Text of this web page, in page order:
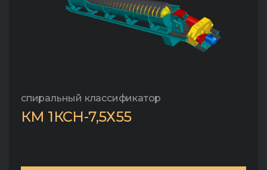
спиральный классификатор
КМ 1КСН-7,5Х55